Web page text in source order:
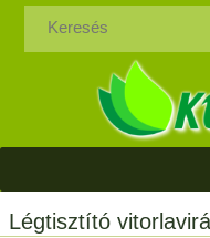
Légtisztító